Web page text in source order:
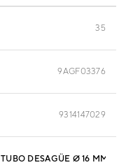
35
9AGF03376
9314147029
TUBO DESAGÜE Ø 16 MM